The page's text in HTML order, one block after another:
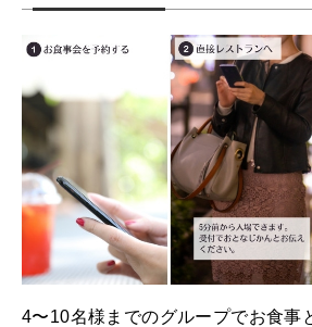
4〜10名様までのグループでお食事